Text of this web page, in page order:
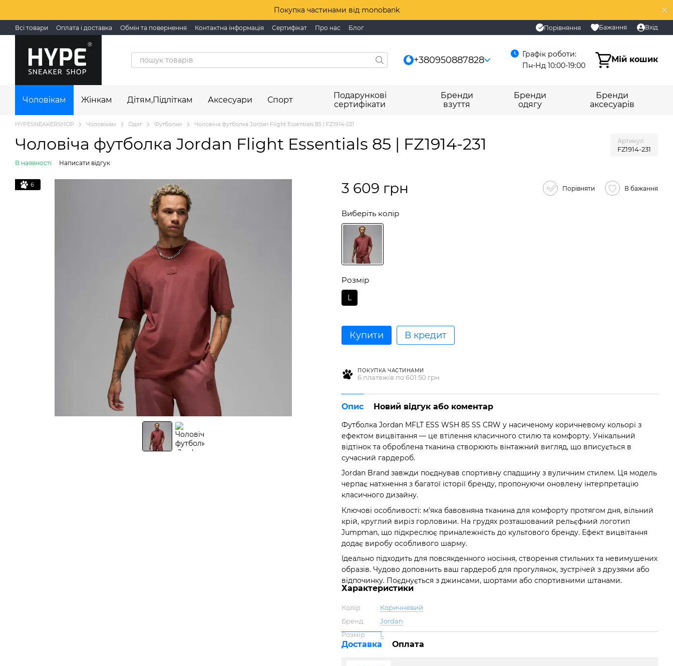
Покупка частинами від monobank
Всі товари Оплата і доставка Обмін та повернення Контактна інформація Сертифікат Про нас Блог Порівняння Бажання Вхід
+380950887828
Графік роботи:
Пн-Нд 10:00-19:00
Мій кошик
Чоловікам Жінкам Дітям,Підліткам Аксесуари Спорт
Подарункові
сертифікати
Бренди
взуття
Бренди
одягу
Бренди
аксесуарів
HYPESNEAKERSHOP Чоловікам Одяг Футболки Чоловіча футболка Jordan Flight Essentials 85 | FZ1914-231
Чоловіча футболка Jordan Flight Essentials 85 | FZ1914-231 Артикул
FZ1914-231
В наявності Написати відгук
6 3 609 грн Порівняти В бажання
Виберіть колір
Розмір
L
Купити В кредит
ПОКУПКА ЧАСТИНАМИ
6 платежів по 601.50 грн
Опис Новий відгук або коментар
Футболка Jordan MFLT ESS WSH 85 SS CRW у насиченому коричневому кольорі з
ефектом вицвітання — це втілення класичного стилю та комфорту. Унікальний
відтінок та оброблена тканина створюють вінтажний вигляд, що вписується в
сучасний гардероб.
Jordan Brand завжди поєднував спортивну спадщину з вуличним стилем. Ця модель
черпає натхнення з багатої історії бренду, пропонуючи оновлену інтерпретацію
класичного дизайну.
Ключові особливості: м'яка бавовняна тканина для комфорту протягом дня, вільний
крій, круглий виріз горловини. На грудях розташований рельєфний логотип
Jumpman, що підкреслює приналежність до культового бренду. Ефект вицвітання
додає виробу особливого шарму.
Ідеально підходить для повсякденного носіння, створення стильних та невимушених
образів. Чудово доповнить ваш гардероб для прогулянок, зустрічей з друзями або
відпочинку. Поєднується з джинсами, шортами або спортивними штанами.
Характеристики
Колір
Коричневий
Бренд
Jordan
Розмір
L
Доставка Оплата